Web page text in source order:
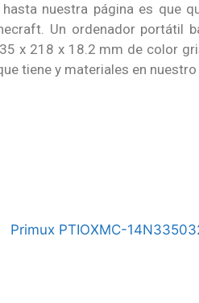
nuestra página es que
Un ordenador portátil
x 218 x 18.2 mm de color
tiene y materiales en